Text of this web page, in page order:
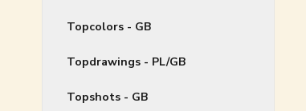
Topcolors - GB
Topdrawings - PL/GB
Topshots - GB